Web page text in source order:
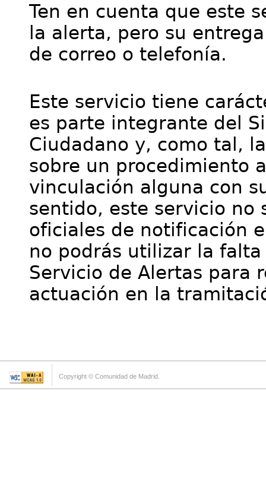
Ten en cuenta que este
la alerta, pero su
de correo o telefonía.
Este servicio tiene
es parte integrante del
Ciudadano y, como tal,
sobre un procedimiento
vinculación alguna con
sentido, este servicio no
oficiales de notificación
no podrás utilizar la
Servicio de Alertas para
actuación en la
Copyright © Comunidad de Madrid.